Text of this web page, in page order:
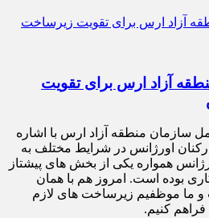
آزاد ارس برای تقویت
سازمان منطقه آزاد ارس با اشاره
اورژانس در شرایط مختلف به‌
همواره یکی از بخش‌ های پیشتاز
بوده است. امروز هم با همان
ما موظفیم زیرساخت‌ های لازم
کنیم.